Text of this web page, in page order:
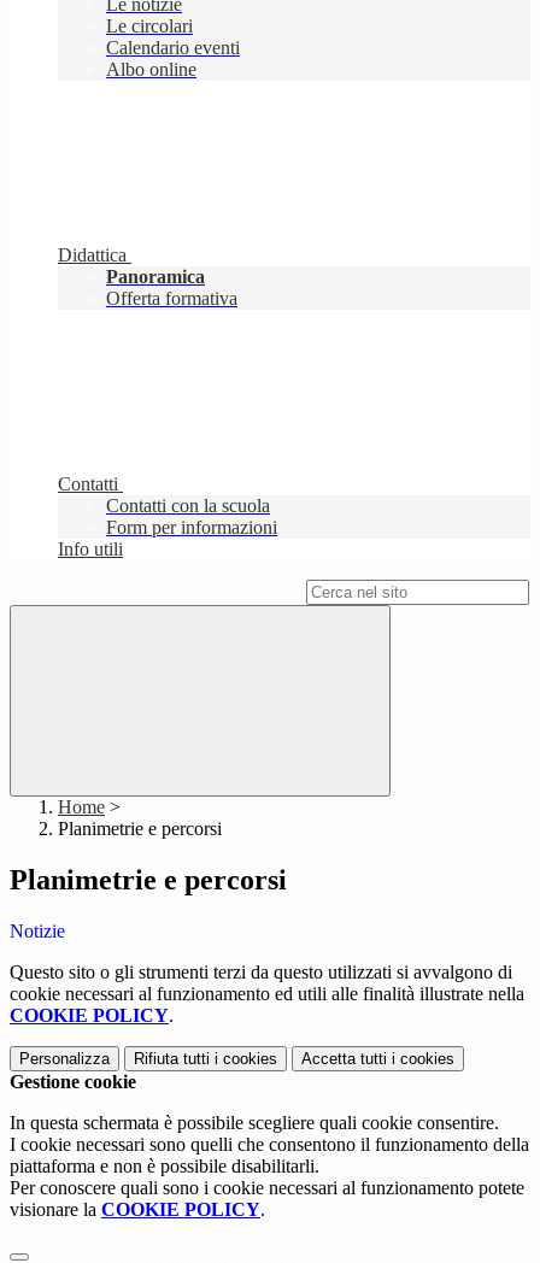
Le notizie
Le circolari
Calendario eventi
Albo online
Didattica
Panoramica
Offerta formativa
Contatti
Contatti con la scuola
Form per informazioni
Info utili
Home >
Planimetrie e percorsi
Planimetrie e percorsi
Notizie
Questo sito o gli strumenti terzi da questo utilizzati si avvalgono di
cookie necessari al funzionamento ed utili alle finalità illustrate nella
COOKIE POLICY.
Personalizza Rifiuta tutti i cookies Accetta tutti i cookies
Gestione cookie
In questa schermata è possibile scegliere quali cookie consentire.
I cookie necessari sono quelli che consentono il funzionamento della
piattaforma e non è possibile disabilitarli.
Per conoscere quali sono i cookie necessari al funzionamento potete
visionare la COOKIE POLICY.